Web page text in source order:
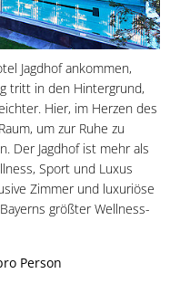
Jagdhof ankommen,
tritt in den Hintergrund,
Hier, im Herzen des
um zur Ruhe zu
Der Jagdhof ist mehr als
Sport und Luxus
Zimmer und luxuriöse
größter Wellness-
Person